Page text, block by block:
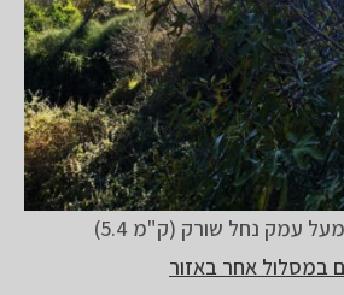
עמק נחל שורק (ק"מ 5.4)
במסלול אחר באזור